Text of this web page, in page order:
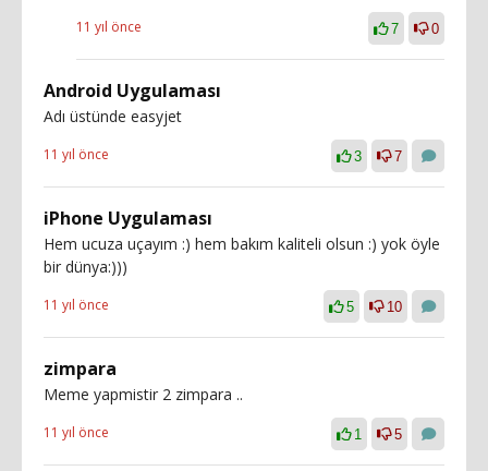
11 yıl önce 7 0
Android Uygulaması
Adı üstünde easyjet
11 yıl önce 3 7
iPhone Uygulaması
Hem ucuza uçayım :) hem bakım kaliteli olsun :) yok öyle
bir dünya:)))
11 yıl önce 5 10
zimpara
Meme yapmistir 2 zimpara ..
11 yıl önce 1 5